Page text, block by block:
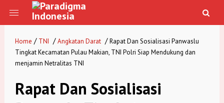
Home / TNI / Angkatan Darat / Rapat Dan Sosialisasi Panwaslu
Tingkat Kecamatan Pulau Makian, TNI Polri Siap Mendukung dan
menjamin Netralitas TNI
Rapat Dan Sosialisasi